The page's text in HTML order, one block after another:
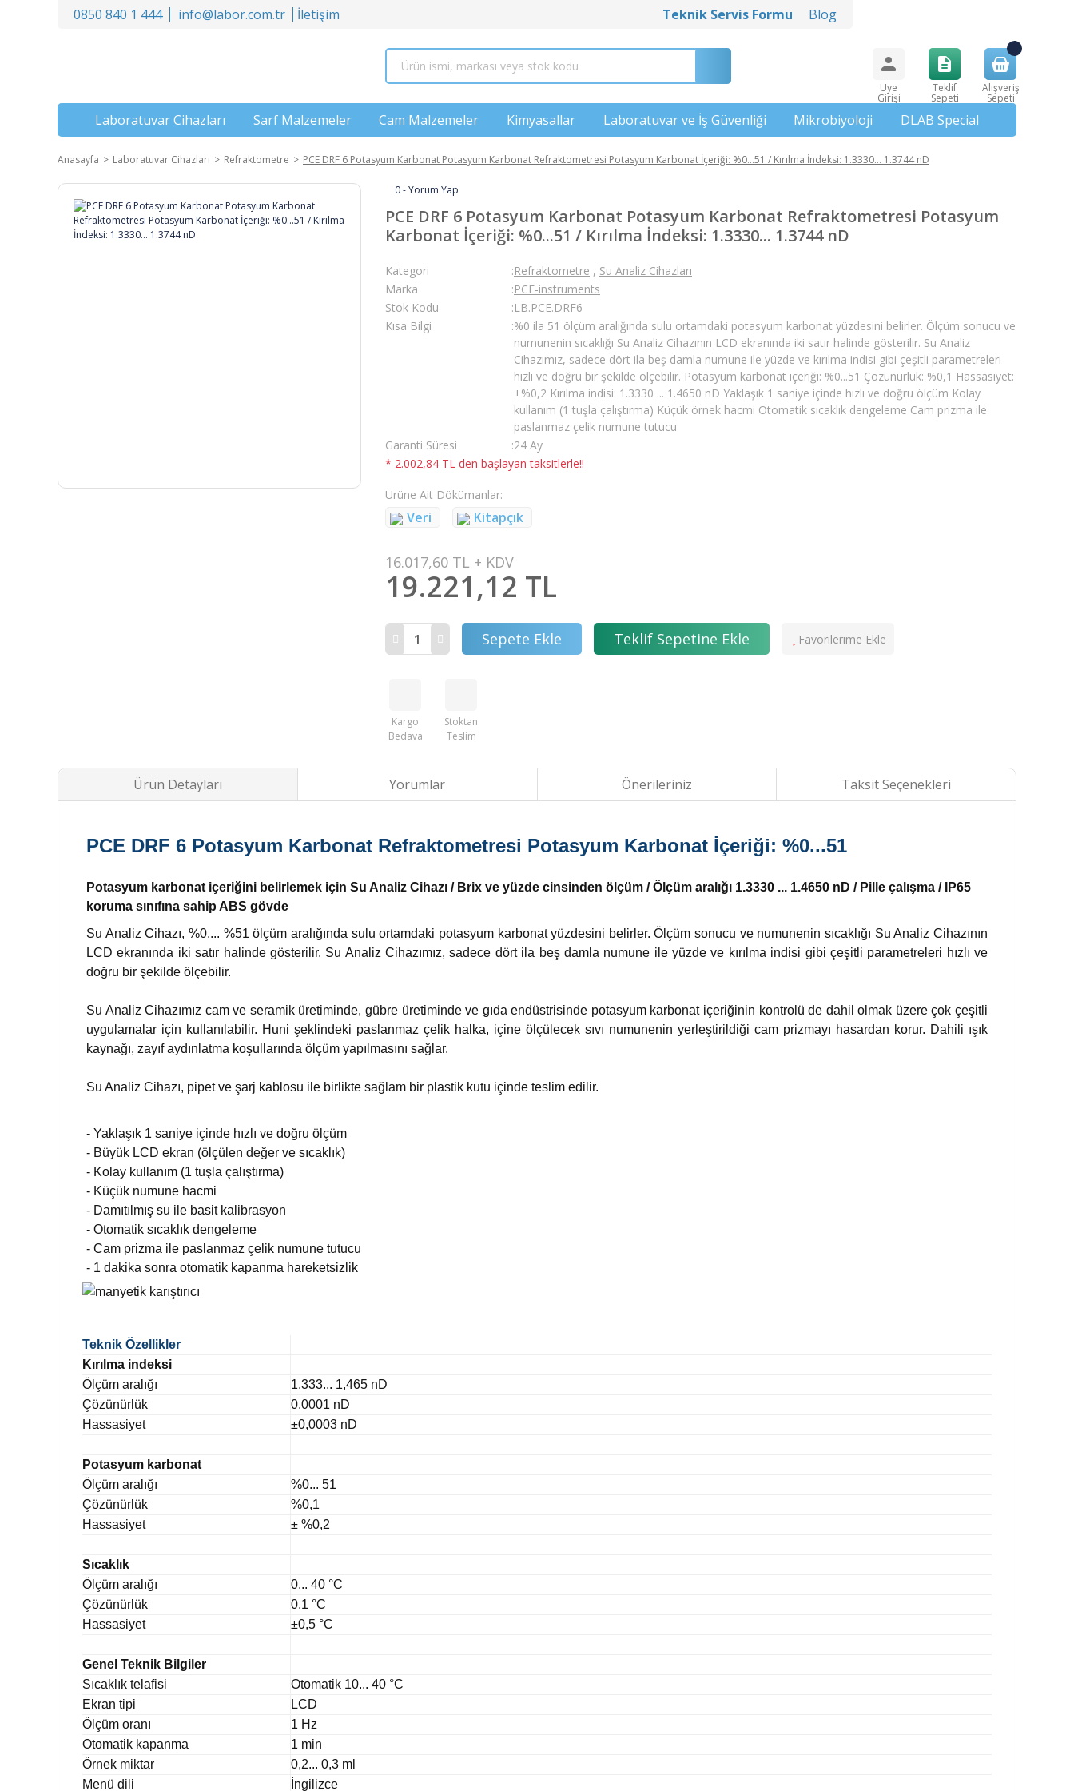
0850 840 1 444 info@labor.com.tr İletişim Teknik Servis Formu Blog
Üye
Girişi
Teklif
Sepeti
Alışveriş
Sepeti
Laboratuvar Cihazları Sarf Malzemeler Cam Malzemeler Kimyasallar Laboratuvar ve İş Güvenliği Mikrobiyoloji DLAB Special
Anasayfa Laboratuvar Cihazları Refraktometre PCE DRF 6 Potasyum Karbonat Potasyum Karbonat Refraktometresi Potasyum Karbonat İçeriği: %0...51 / Kırılma İndeksi: 1.3330... 1.3744 nD
0 - Yorum Yap
PCE DRF 6 Potasyum Karbonat Potasyum Karbonat Refraktometresi Potasyum
Karbonat İçeriği: %0...51 / Kırılma İndeksi: 1.3330... 1.3744 nD
Kategori Refraktometre , Su Analiz Cihazları
Marka
PCE-instruments
Stok Kodu
LB.PCE.DRF6
Kısa Bilgi
%0 ila 51 ölçüm aralığında sulu ortamdaki potasyum karbonat yüzdesini belirler. Ölçüm sonucu ve
numunenin sıcaklığı Su Analiz Cihazının LCD ekranında iki satır halinde gösterilir. Su Analiz
Cihazımız, sadece dört ila beş damla numune ile yüzde ve kırılma indisi gibi çeşitli parametreleri
hızlı ve doğru bir şekilde ölçebilir. Potasyum karbonat içeriği: %0...51 Çözünürlük: %0,1 Hassasiyet:
±%0,2 Kırılma indisi: 1.3330 ... 1.4650 nD Yaklaşık 1 saniye içinde hızlı ve doğru ölçüm Kolay
kullanım (1 tuşla çalıştırma) Küçük örnek hacmi Otomatik sıcaklık dengeleme Cam prizma ile
paslanmaz çelik numune tutucu
Garanti Süresi
24 Ay
* 2.002,84 TL den başlayan taksitlerle!!
Ürüne Ait Dökümanlar
Veri Kitapçık
16.017,60 TL + KDV
19.221,12 TL
Sepete Ekle Teklif Sepetine Ekle
Kargo
Bedava
Stoktan
Teslim
Ürün Detayları Yorumlar Önerileriniz Taksit Seçenekleri
PCE DRF 6 Potasyum Karbonat Refraktometresi Potasyum Karbonat İçeriği: %0...51
Potasyum karbonat içeriğini belirlemek için Su Analiz Cihazı / Brix ve yüzde cinsinden ölçüm / Ölçüm aralığı 1.3330 ... 1.4650 nD / Pille çalışma / IP65
koruma sınıfına sahip ABS gövde
Su Analiz Cihazı, %0.... %51 ölçüm aralığında sulu ortamdaki potasyum karbonat yüzdesini belirler. Ölçüm sonucu ve numunenin sıcaklığı Su Analiz Cihazının
LCD ekranında iki satır halinde gösterilir. Su Analiz Cihazımız, sadece dört ila beş damla numune ile yüzde ve kırılma indisi gibi çeşitli parametreleri hızlı ve
doğru bir şekilde ölçebilir.
Su Analiz Cihazımız cam ve seramik üretiminde, gübre üretiminde ve gıda endüstrisinde potasyum karbonat içeriğinin kontrolü de dahil olmak üzere çok çeşitli
uygulamalar için kullanılabilir. Huni şeklindeki paslanmaz çelik halka, içine ölçülecek sıvı numunenin yerleştirildiği cam prizmayı hasardan korur. Dahili ışık
kaynağı, zayıf aydınlatma koşullarında ölçüm yapılmasını sağlar.
Su Analiz Cihazı, pipet ve şarj kablosu ile birlikte sağlam bir plastik kutu içinde teslim edilir.
- Yaklaşık 1 saniye içinde hızlı ve doğru ölçüm
- Büyük LCD ekran (ölçülen değer ve sıcaklık)
- Kolay kullanım (1 tuşla çalıştırma)
- Küçük numune hacmi
- Damıtılmış su ile basit kalibrasyon
- Otomatik sıcaklık dengeleme
- Cam prizma ile paslanmaz çelik numune tutucu
- 1 dakika sonra otomatik kapanma hareketsizlik
Teknik Özellikler
Kırılma indeksi
Ölçüm aralığı
1,333... 1,465 nD
Çözünürlük
0,0001 nD
Hassasiyet
±0,0003 nD
Potasyum karbonat
Ölçüm aralığı
%0... 51
Çözünürlük
%0,1
Hassasiyet
± %0,2
Sıcaklık
Ölçüm aralığı
0... 40 °C
Çözünürlük
0,1 °C
Hassasiyet
±0,5 °C
Genel Teknik Bilgiler
Sıcaklık telafisi
Otomatik 10... 40 °C
Ekran tipi
LCD
Ölçüm oranı
1 Hz
Otomatik kapanma
1 min
Örnek miktar
0,2... 0,3 ml
Menü dili
İngilizce